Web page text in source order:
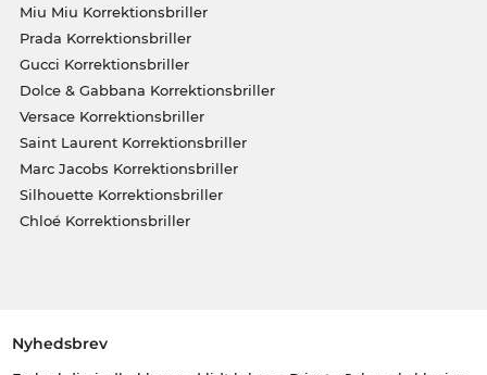
Miu Miu Korrektionsbriller
Prada Korrektionsbriller
Gucci Korrektionsbriller
Dolce & Gabbana Korrektionsbriller
Versace Korrektionsbriller
Saint Laurent Korrektionsbriller
Marc Jacobs Korrektionsbriller
Silhouette Korrektionsbriller
Chloé Korrektionsbriller
Nyhedsbrev